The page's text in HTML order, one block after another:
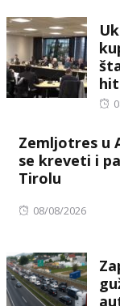
Zemljotres u
se kreveti i
Tirolu
Posted
08/08/2026